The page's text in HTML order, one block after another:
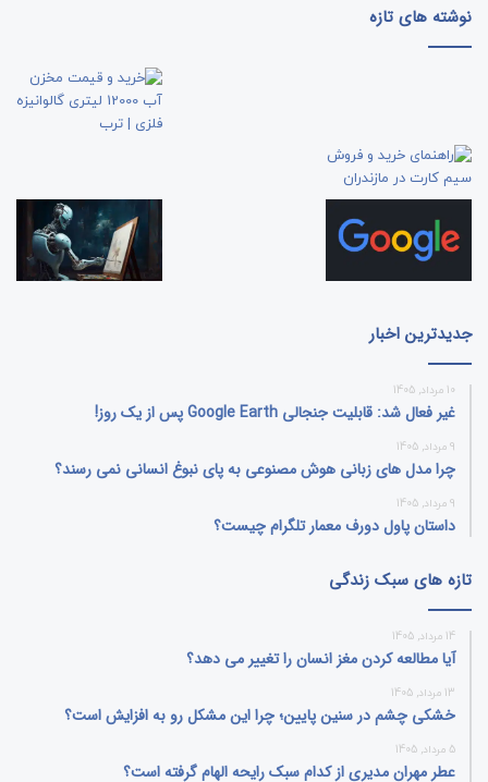
نوشته های تازه
جدیدترین اخبار
10 مرداد, 1405
غیر فعال شد: قابلیت جنجالی Google Earth پس از یک روز!
9 مرداد, 1405
چرا مدل‌ های زبانی هوش مصنوعی به پای نبوغ انسانی نمی‌ رسند؟
9 مرداد, 1405
داستان پاول دورف معمار تلگرام چیست؟
تازه های سبک زندگی
14 مرداد, 1405
آیا مطالعه کردن مغز انسان را تغییر می‌ دهد؟
13 مرداد, 1405
خشکی چشم در سنین پایین؛ چرا این مشکل رو به افزایش است؟
5 مرداد, 1405
عطر مهران مدیری از کدام سبک رایحه الهام گرفته است؟